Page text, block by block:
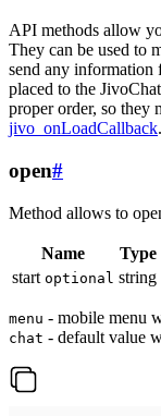
API methods allow
They can be used to
send any information
placed to the
proper order, so they
jivo_onLoadCallback.
open#
Method allows to
Name Type
start optional string
menu - mobile menu
chat - default value